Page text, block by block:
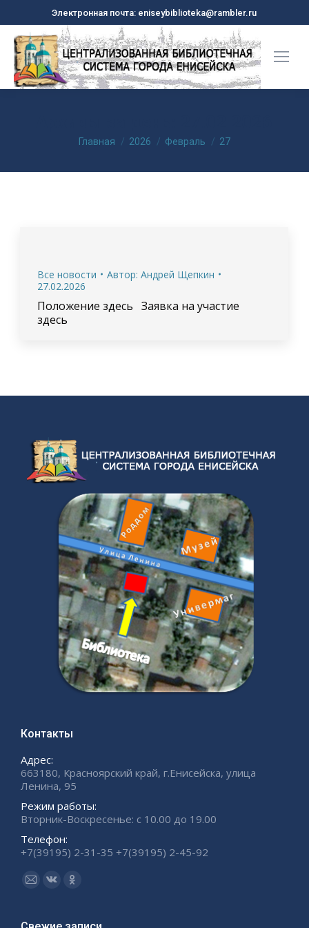
Электронная почта: eniseybiblioteka@rambler.ru
Вы здесь:
Главная 2026 Февраль 27
Все новости Автор: Андрей Щепкин
27.02.2026
Положение здесь Заявка на участие
здесь
Контакты
Адрес:
663180, Красноярский край, г.Енисейска, улица
Ленина, 95
Режим работы:
Вторник-Воскресенье: с 10.00 до 19.00
Телефон:
+7(39195) 2-31-35 +7(39195) 2-45-92
Ищите нас:
Страница
открывается
Страница
открывается
Страница
открывается